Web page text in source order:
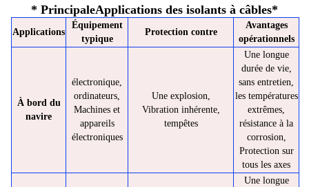
* PrincipaleApplications des isolants à câbles*
Applications
Équipement
typique
Protection contre
Avantages
opérationnels
À bord du
navire
électronique,
ordinateurs,
Machines et
appareils
électroniques
Une explosion,
Vibration inhérente,
tempêtes
Une longue
durée de vie,
sans entretien,
les températures
extrêmes,
résistance à la
corrosion,
Protection sur
tous les axes
Une longue